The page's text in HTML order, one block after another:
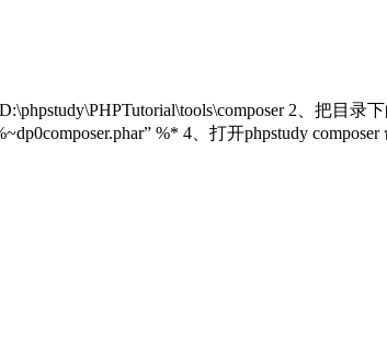
2、把目录
%* 4、打开phpstudy